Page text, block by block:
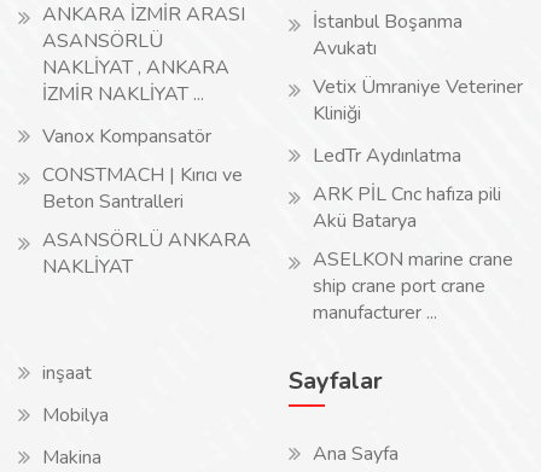
ANKARA İZMİR ARASI
ASANSÖRLÜ
NAKLİYAT , ANKARA
İZMİR NAKLİYAT ...
Vanox Kompansatör
CONSTMACH | Kırıcı ve
Beton Santralleri
ASANSÖRLÜ ANKARA
NAKLİYAT
İstanbul Boşanma
Avukatı
Vetix Ümraniye Veteriner
Kliniği
LedTr Aydınlatma
ARK PİL Cnc hafıza pili
Akü Batarya
ASELKON marine crane
ship crane port crane
manufacturer ...
inşaat
Mobilya
Makina
Sayfalar
Ana Sayfa